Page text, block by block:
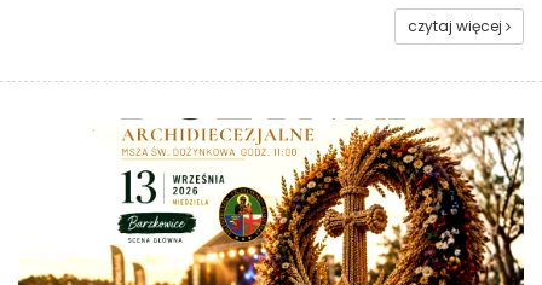
czytaj więcej